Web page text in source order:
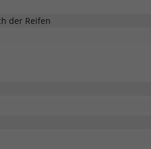
der Reifen